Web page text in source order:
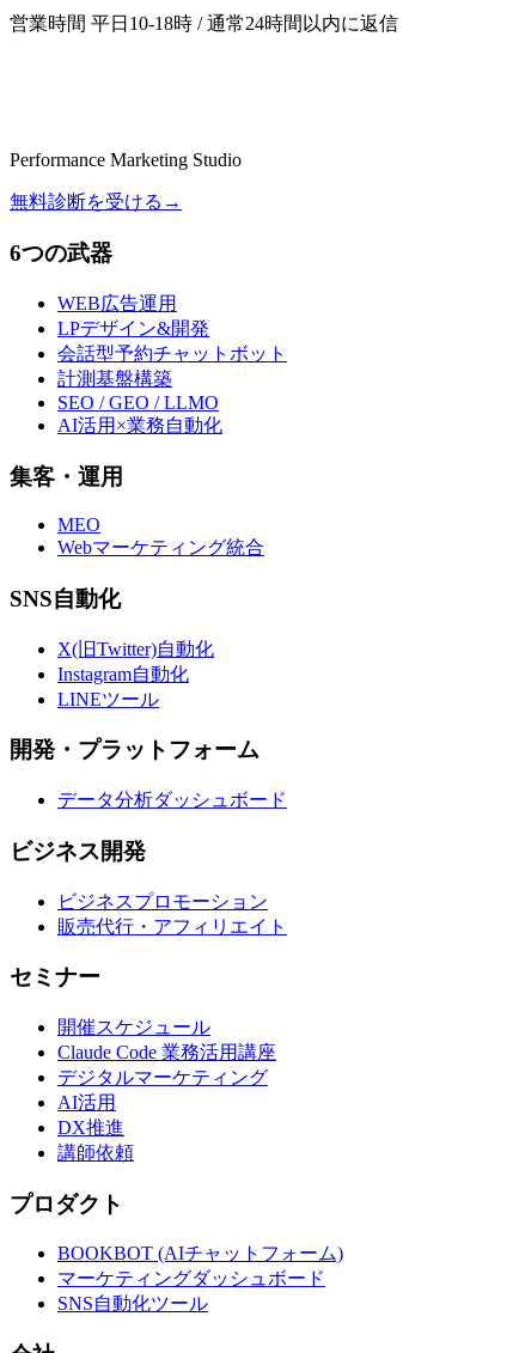
営業時間 平日10-18時 / 通常24時間以内に返信
Performance Marketing Studio
無料診断を受ける →
6つの武器
WEB広告運用
LPデザイン&開発
会話型予約チャットボット
計測基盤構築
SEO / GEO / LLMO
AI活用×業務自動化
集客・運用
MEO
Webマーケティング統合
SNS自動化
X(旧Twitter)自動化
Instagram自動化
LINEツール
開発・プラットフォーム
データ分析ダッシュボード
ビジネス開発
ビジネスプロモーション
販売代行・アフィリエイト
セミナー
開催スケジュール
Claude Code 業務活用講座
デジタルマーケティング
AI活用
DX推進
講師依頼
プロダクト
BOOKBOT (AIチャットフォーム)
マーケティングダッシュボード
SNS自動化ツール